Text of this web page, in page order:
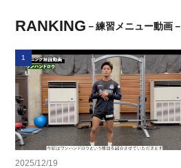
RANKING －練習メニュー動画－
1
2025/12/19